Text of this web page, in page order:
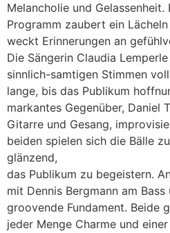
Melancholie und
Programm zaubert ein
weckt Erinnerungen an
Die Sängerin Claudia
sinnlich-samtigen Stimmen
lange, bis das Publikum
markantes Gegenüber, Daniel
Gitarre und Gesang,
beiden spielen sich die Bälle
glänzend,
das Publikum zu begeistern.
mit Dennis Bergmann am Bass
groovende Fundament. Beide
jeder Menge Charme und einer